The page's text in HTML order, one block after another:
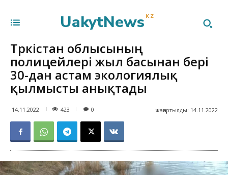
UakytNews KZ
Түркістан облысының
полицейлері жыл басынан бері
30-дан астам экологиялық
қылмысты анықтады
14.11.2022 423 жаңартылды: 14.11.2022
0